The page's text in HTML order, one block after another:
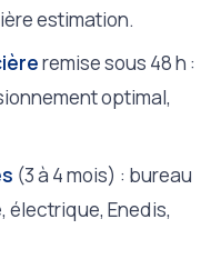
estimation.
remise sous 48 h :
optimal,
(3 à 4 mois) : bureau
Enedis,